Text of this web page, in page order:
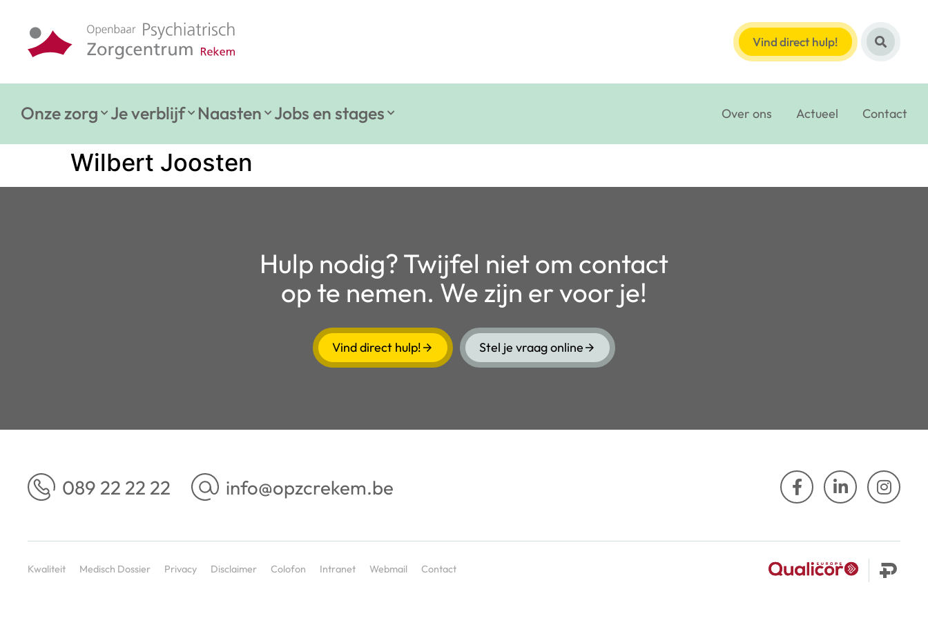
Vind direct hulp!
Onze zorg Je verblijf Naasten Jobs en stages Over ons Actueel Contact
Wilbert Joosten
Hulp nodig? Twijfel niet om contact
op te nemen. We zijn er voor je!
Vind direct hulp! Stel je vraag online
089 22 22 22 info@opzcrekem.be
Kwaliteit Medisch Dossier Privacy Disclaimer Colofon Intranet Webmail Contact